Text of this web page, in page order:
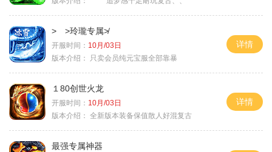
> >玲瓏专属≯
开服时间： 10月/03日
版本介绍：
只卖会员纯元宝服全部靠暴
详情
１80创世火龙
开服时间： 10月/03日
版本介绍： 全新版本装备保值散人好混复古
详情
最强专属神器